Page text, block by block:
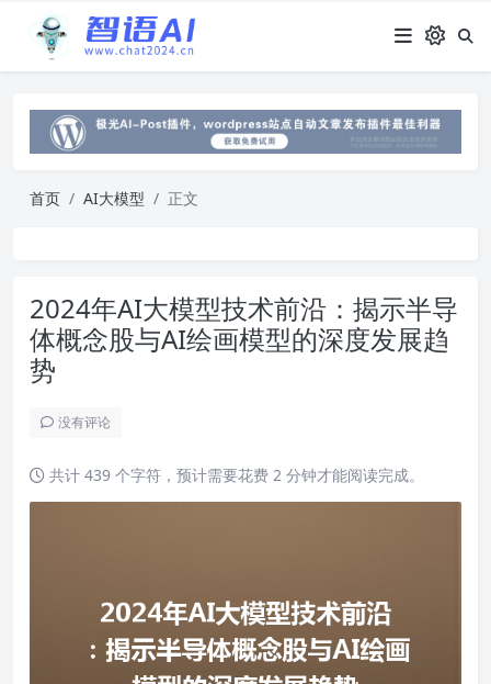
首页 AI大模型 正文
2024年AI大模型技术前沿：揭示半导
体概念股与AI绘画模型的深度发展趋
势
没有评论
共计 439 个字符，预计需要花费 2 分钟才能阅读完成。